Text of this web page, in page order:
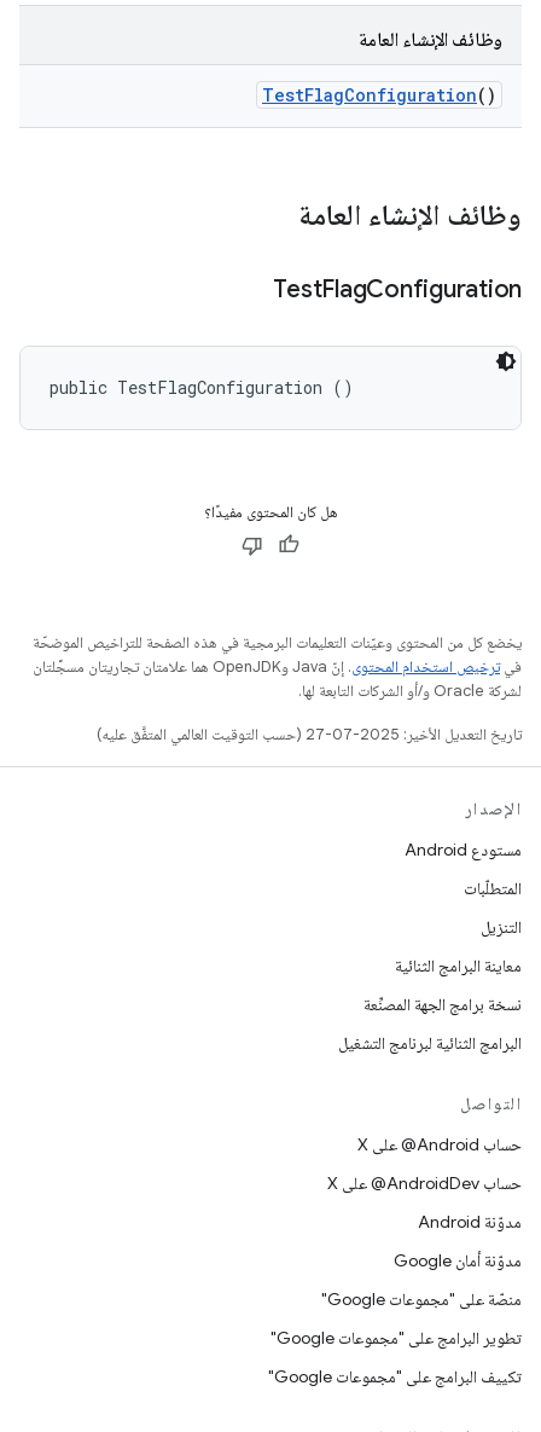
وظائف الإنشاء العامة
TestFlagConfiguration()
وظائف الإنشاء العامة
TestFlagConfiguration
public TestFlagConfiguration ()
هل كان المحتوى مفيدًا؟
يخضع كل من المحتوى وعيّنات التعليمات البرمجية في هذه الصفحة للتراخيص الموضحّة
فيترخيص استخدام المحتوى
. إنّ Java وOpenJDK هما علامتان تجاريتان مسجَّلتان
لشركة Oracle و/أو الشركات التابعة لها.
تاريخ التعديل الأخير: 2025-07-27 (حسب التوقيت العالمي المتفَّق عليه)
الإصدار
مستودع Android
المتطلّبات
التنزيل
معاينة البرامج الثنائية
نسخة برامج الجهة المصنِّعة
البرامج الثنائية لبرنامج التشغيل
التواصل
حساب ‎@Android على X
حساب ‎@AndroidDev على X
مدوّنة Android
مدوّنة أمان Google
منصّة على "مجموعات Google"
تطوير البرامج على "مجموعات Google"
تكييف البرامج على "مجموعات Google"